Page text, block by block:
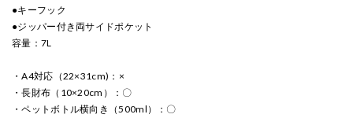
●キーフック
●ジッパー付き両サイドポケット
容量：7L
・A4対応（22×31cm)：×
・長財布（10×20cm）：〇
・ペットボトル横向き（500ml）：〇